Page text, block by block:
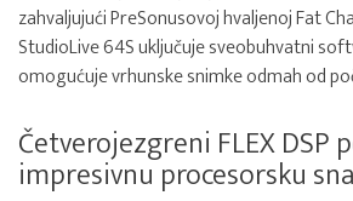
zahvaljujući PreSonusovoj hvaljenoj Fat
StudioLive 64S uključuje sveobuhvatni
omogućuje vrhunske snimke odmah od
Četverojezgreni FLEX DSP
impresivnu procesorsku